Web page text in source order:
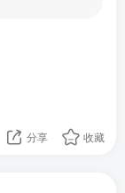
分享 收藏